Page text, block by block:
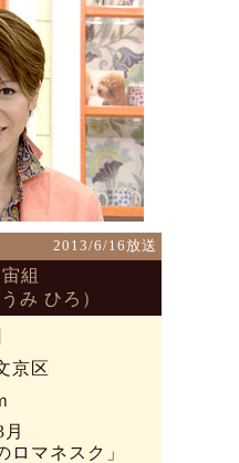
2013/6/16放送
組
み ひろ）
京区
ロマネスク」